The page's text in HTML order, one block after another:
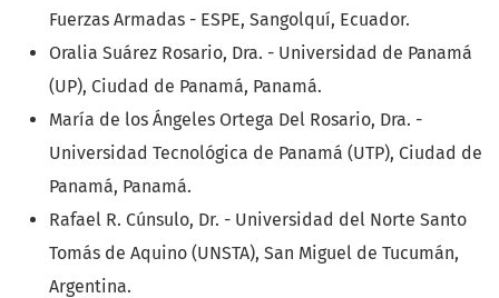
Fuerzas Armadas - ESPE, Sangolquí, Ecuador.
Oralia Suárez Rosario, Dra. - Universidad de Panamá
(UP), Ciudad de Panamá, Panamá.
María de los Ángeles Ortega Del Rosario, Dra. -
Universidad Tecnológica de Panamá (UTP), Ciudad de
Panamá, Panamá.
Rafael R. Cúnsulo, Dr. - Universidad del Norte Santo
Tomás de Aquino (UNSTA), San Miguel de Tucumán,
Argentina.